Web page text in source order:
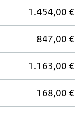
1.454,00 €
847,00 €
1.163,00 €
168,00 €